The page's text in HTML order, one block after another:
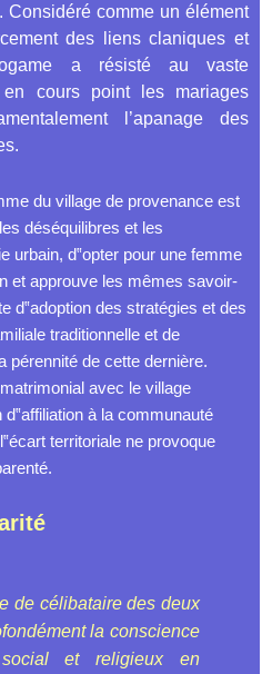
comme un élément
des liens claniques et
a résisté au vaste
en cours point les mariages
l’apanage des
du village de provenance est
déséquilibres et les
urbain, d‟opter pour une femme
et approuve les mêmes savoir-
d‟adoption des stratégies et des
traditionnelle et de
pérennité de cette dernière.
avec le village
à la communauté
territoriale ne provoque
de célibataire des deux
la conscience
social et religieux en